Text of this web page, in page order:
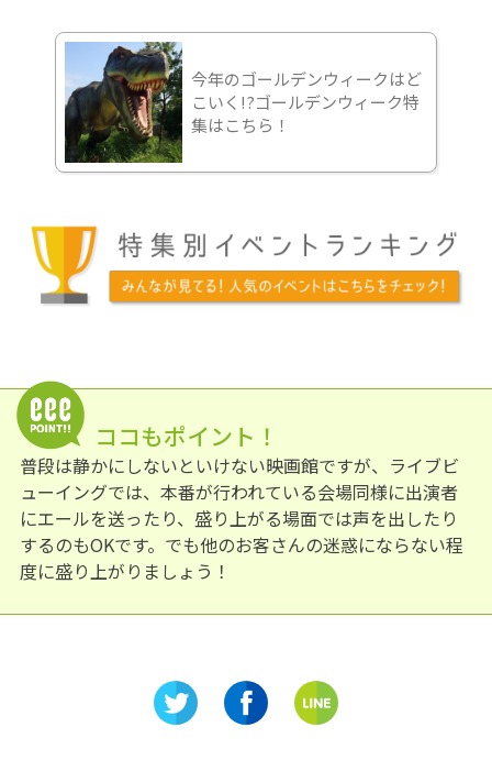
今年のゴールデンウィークはど
こいく!?ゴールデンウィーク特
集はこちら！
ココもポイント！
普段は静かにしないといけない映画館ですが、ライブビ
ューイングでは、本番が行われている会場同様に出演者
にエールを送ったり、盛り上がる場面では声を出したり
するのもOKです。でも他のお客さんの迷惑にならない程
度に盛り上がりましょう！